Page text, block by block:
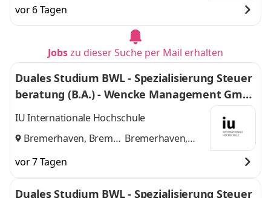
vor 6 Tagen
Jobszu dieser Suche per Mail erhalten
Duales Studium BWL - Spezialisierung Steuer
beratung (B.A.) - Wencke Management Gmb
H
IU Internationale Hochschule
Bremerhaven, Bremen Bremerhaven,
vor 7 Tagen
Duales Studium BWL - Spezialisierung Steuer